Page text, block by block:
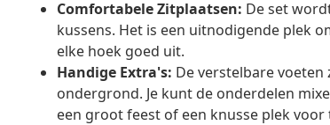
Comfortabele Zitplaatsen: De set
kussens. Het is een uitnodigende plek
elke hoek goed uit.
Handige Extra's: De verstelbare
ondergrond. Je kunt de onderdelen
een groot feest of een knusse plek voor